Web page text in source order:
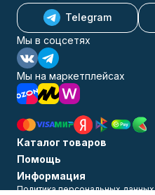
Telegram
Мы в соцсетях
Мы на маркетплейсах
Каталог товаров
Помощь
Информация
Политика персональных данных